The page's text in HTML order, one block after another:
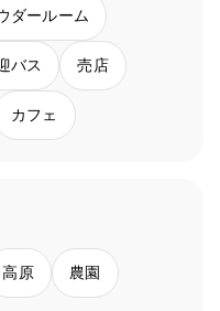
ダールーム
バス 売店
カフェ
高原 農園